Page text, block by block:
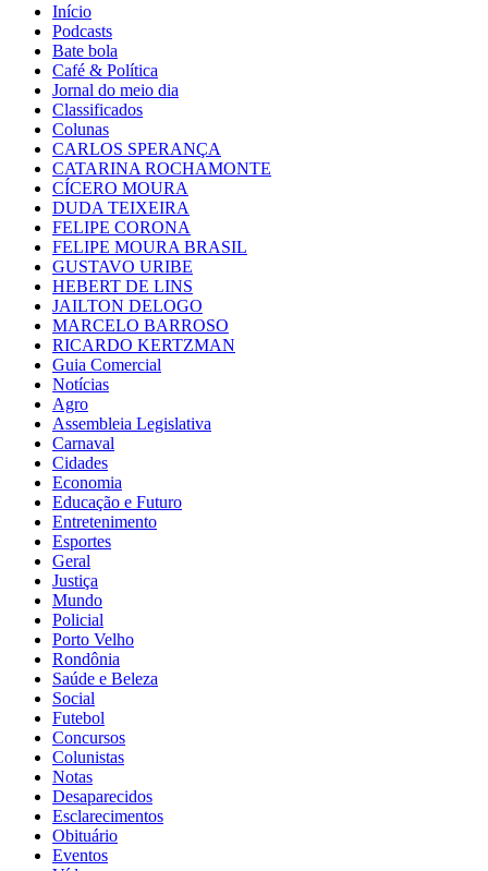
Início
Podcasts
Bate bola
Café & Política
Jornal do meio dia
Classificados
Colunas
CARLOS SPERANÇA
CATARINA ROCHAMONTE
CÍCERO MOURA
DUDA TEIXEIRA
FELIPE CORONA
FELIPE MOURA BRASIL
GUSTAVO URIBE
HEBERT DE LINS
JAILTON DELOGO
MARCELO BARROSO
RICARDO KERTZMAN
Guia Comercial
Notícias
Agro
Assembleia Legislativa
Carnaval
Cidades
Economia
Educação e Futuro
Entretenimento
Esportes
Geral
Justiça
Mundo
Policial
Porto Velho
Rondônia
Saúde e Beleza
Social
Futebol
Concursos
Colunistas
Notas
Desaparecidos
Esclarecimentos
Obituário
Eventos